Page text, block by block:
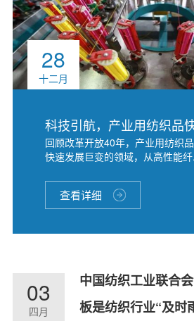
28
十二月
科技引航，产业用纺织品
迎巨变
回顾改革开放40年，产业用纺织
快速发展巨变的领域，从高性能
查看详细
03
四月
中国纺织工业联合
板是纺织行业“及时